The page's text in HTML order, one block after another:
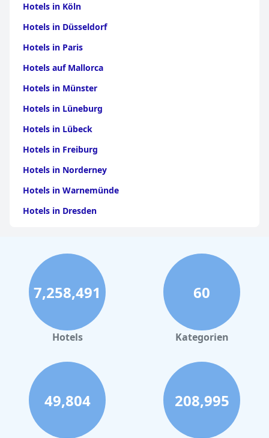
Hotels in Köln
Hotels in Düsseldorf
Hotels in Paris
Hotels auf Mallorca
Hotels in Münster
Hotels in Lüneburg
Hotels in Lübeck
Hotels in Freiburg
Hotels in Norderney
Hotels in Warnemünde
Hotels in Dresden
Hotels in Stuttgart
Hotels in Leipzig
Hotels in Bamberg
Hotels in Nürnberg
Hotels in Büsum
Hotels in Amsterdam
Hotels in Bremen
Hotels in Potsdam
Hotels in Oberstdorf
7,258,491
Hotels
60
Kategorien
49,804 208,995